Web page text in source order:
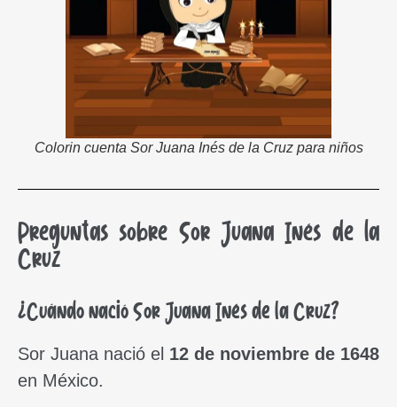
Colorin cuenta Sor Juana Inés de la Cruz para niños
Preguntas sobre Sor Juana Inés de la
Cruz
¿Cuándo nació Sor Juana Inés de la Cruz?
Sor Juana nació el 12 de noviembre de 1648
en México.